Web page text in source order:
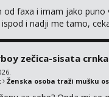
od faxa i imam jako puno
ispod i nadji me tamo,
zečica-sisata
Ženska osoba traži mušku